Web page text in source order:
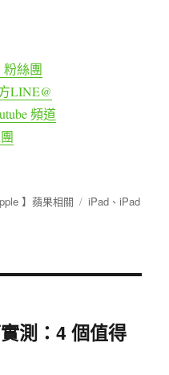
粉絲團
LINE@
頻道
】蘋果相關
標
iPad 、iPad
測：4 個值得